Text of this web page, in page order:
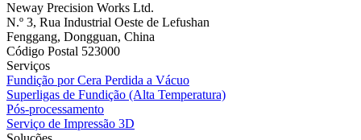
Neway Precision Works Ltd.
N.º 3, Rua Industrial Oeste de Lefushan
Fenggang, Dongguan, China
Código Postal 523000
Serviços
Fundição por Cera Perdida a Vácuo
Superligas de Fundição (Alta Temperatura)
Pós-processamento
Serviço de Impressão 3D